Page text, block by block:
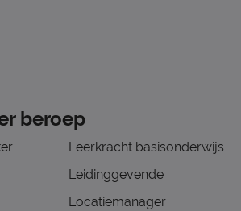
beroep
Leerkracht basisonderwijs
Leidinggevende
Locatiemanager